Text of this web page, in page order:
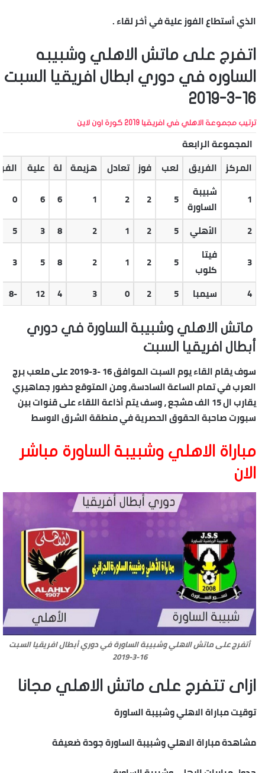
الذي أستطاع الفوز علية في أخر لقاء .
اتفرج على ماتش الاهلي وشبيبه
الساوره في دوري ابطال افريقيا السبت
16-3-2019
ترتيب مجموعة الاهلي في افريقيا 2019 كورة اون لاين
المجموعة الرابعة
المركز الفريق لعب فوز تعادل هزيمة لة علية
1
شبيبة
الساورة 5
2
2
1
6
6
0
2
الأهلي 5
2
1
2
8
3
5
3
فيتا
كلوب
5
2
1
2
8
5
3
4
سيمبا 5
2
0
3
4
12
-8
ماتش الاهلي وشبيبة الساورة في دوري
أبطال افريقيا السبت
سوف يقام القاء يوم السبت الموافق 16 -3-2019 على ملعب برج
العرب في تمام الساعة السادسة، ومن المتوقع حضور جماهيري
يقارب ال 15 الف مشجع ، وسف يتم أذاعة اللقاء على قنوات بين
سبورت صاحبة الحقوق الحصرية في منطقة الشرق الاوسط
مباراة الاهلي وشبيبة الساورة مباشر
الان
أتفرج على ماتش الاهلي وشبيبة الساورة في دوري أبطال افريقيا السبت
16-3-2019
ازاى تتفرج على ماتش الاهلي مجانا
توقيت مباراة الاهلي وشبيبة الساورة
مشاهدة مباراة الاهلي وشبيبة الساورة جودة ضعيفة